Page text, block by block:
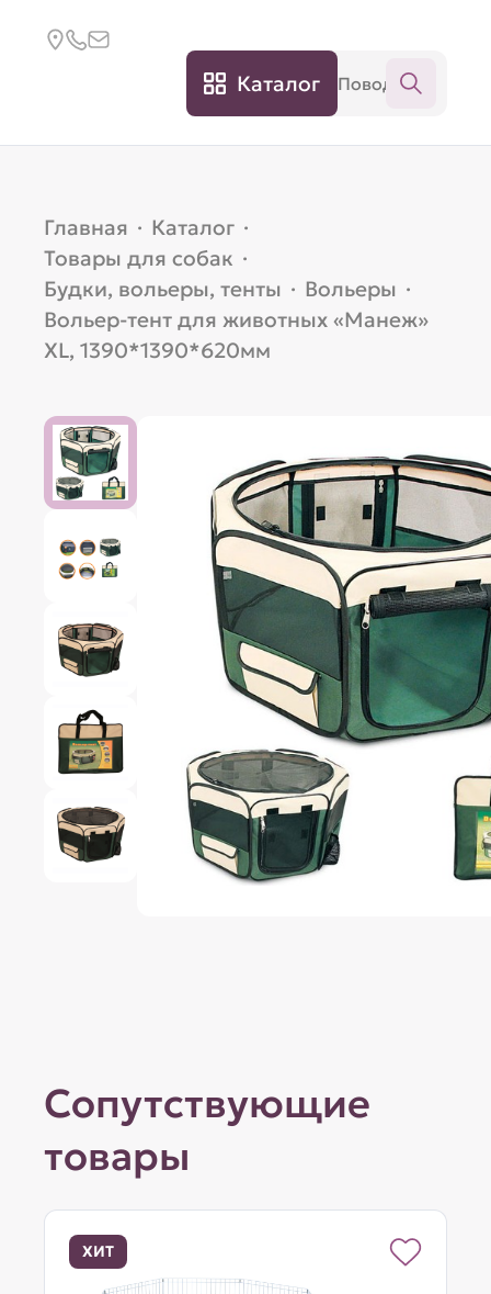
Каталог
Главная · Каталог ·
Товары для собак ·
Будки, вольеры, тенты · Вольеры ·
Вольер-тент для животных «Манеж»
XL, 1390*1390*620мм
Сопутствующие
товары
ХИТ